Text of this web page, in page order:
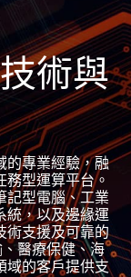
術與
的專業經驗，融
型運算平台。
記型電腦、工業
統，以及邊緣運
術支援及可靠的
醫療保健、海
域的客戶提供支